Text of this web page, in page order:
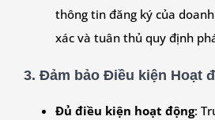
thông tin đăng ký của
xác và tuân thủ quy định
3. Đảm bảo Điều kiện Hoạt
Đủ điều kiện hoạt động: